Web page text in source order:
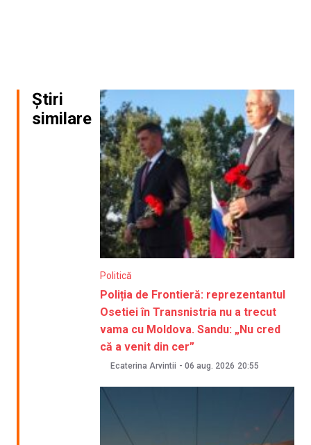
Știri
similare
Politică
Poliția de Frontieră: reprezentantul
Osetiei în Transnistria nu a trecut
vama cu Moldova. Sandu: „Nu cred
că a venit din cer”
Ecaterina Arvintii - 06 aug. 2026 20:55